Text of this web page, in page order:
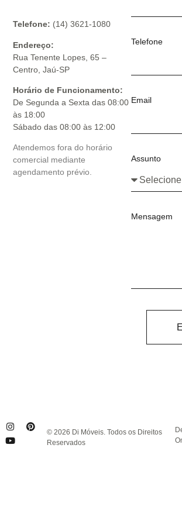
Telefone: (14) 3621-1080
Endereço:
Rua Tenente Lopes, 65 –
Centro, Jaú-SP
Horário de Funcionamento:
De Segunda a Sexta das 08:00
às 18:00
Sábado das 08:00 às 12:00
Atendemos fora do horário
comercial mediante
agendamento prévio.
Telefone
Email
Assunto
Mensagem
© 2026 Di Móveis. Todos os Direitos
Reservados